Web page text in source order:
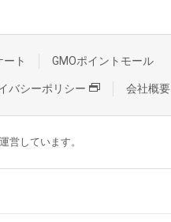
ート GMOポイントモール
バシーポリシー 会社概要
営しています。